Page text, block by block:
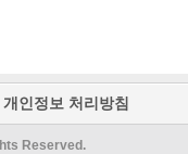
개인정보 처리방침
Reserved.